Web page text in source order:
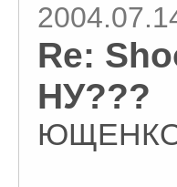
Re:
НУ???